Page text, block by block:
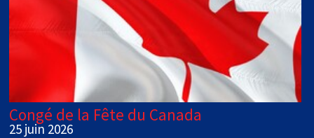
Congé de la Fête du Canada
25 juin 2026